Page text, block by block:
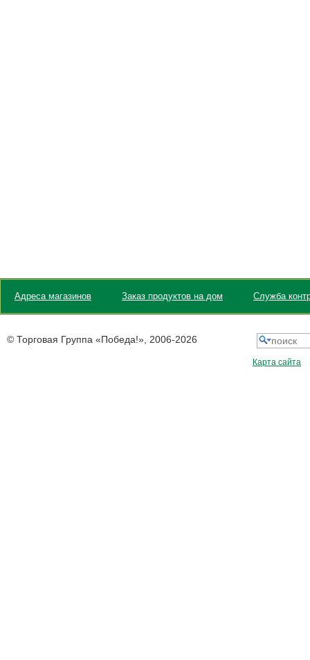
Адреса магазинов Заказ продуктов на дом Служба
© Торговая Группа «Победа!», 2006-2026
Карта сайта